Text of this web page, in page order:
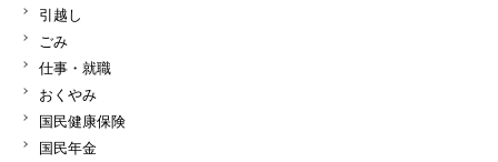
引越し
ごみ
仕事・就職
おくやみ
国民健康保険
国民年金